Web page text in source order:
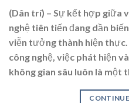
(Dân trí) – Sự kết hợp giữa
nghệ tiên tiến đang dần
viễn tưởng thành hiện
công nghệ, việc phát hiện
không gian sâu luôn là một